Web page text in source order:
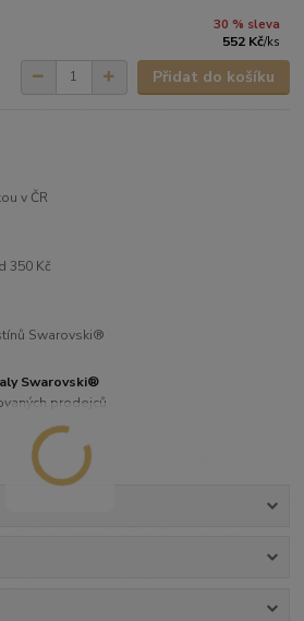
30 % sleva
552 Kč/ks
Přidat do košíku
v ČR
350 Kč
Swarovski®
Swarovski®
prodejců